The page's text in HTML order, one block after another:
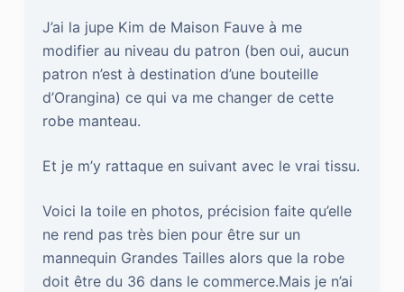
J’ai la jupe Kim de Maison Fauve à me
modifier au niveau du patron (ben oui, aucun
patron n’est à destination d’une bouteille
d’Orangina) ce qui va me changer de cette
robe manteau.
Et je m’y rattaque en suivant avec le vrai tissu.
Voici la toile en photos, précision faite qu’elle
ne rend pas très bien pour être sur un
mannequin Grandes Tailles alors que la robe
doit être du 36 dans le commerce.Mais je n’ai